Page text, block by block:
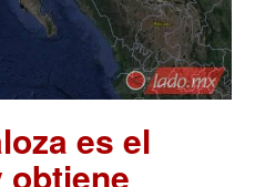
es el
obtiene